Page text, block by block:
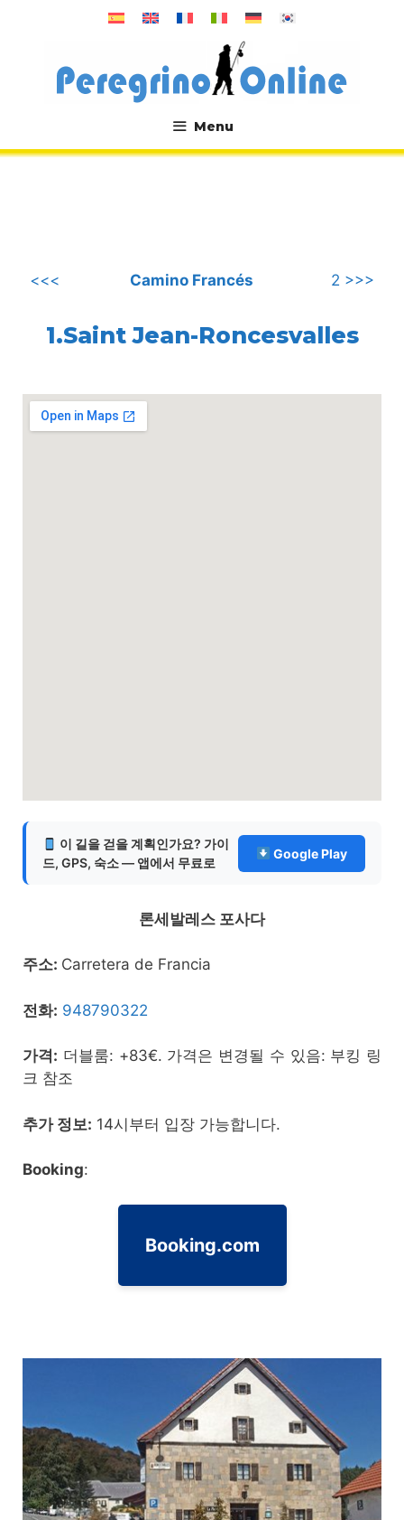
뛰
Menu
.
<<< Camino Francés 2 >>>
1.Saint Jean-Roncesvalles
이 길을 걷을 계획인가요? 가이
드, GPS, 숙소 — 앱에서 무료로
Google Play
론세발레스 포사다
주소: Carretera de Francia
전화: 948790322
가격: 더블룸: +83€. 가격은 변경될 수 있음: 부킹 링
크 참조
추가 정보: 14시부터 입장 가능합니다.
Booking:
Booking.com